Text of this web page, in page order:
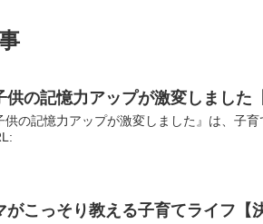
供の記憶力アップが激変しました
供の記憶力アップが激変しました』は、子
がこっそり教える子育てライフ【